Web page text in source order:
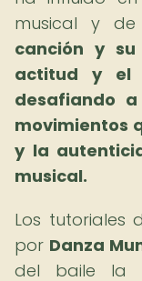
musical y de
canción y
actitud y el
desafiando
movimientos
y la
musical.
Los tutoriales
por Danza
del baile la